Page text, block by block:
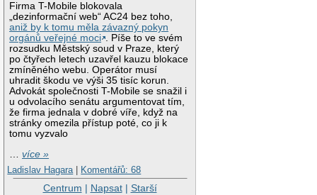
Firma T-Mobile blokovala
„dezinformační web“ AC24 bez toho,
aniž by k tomu měla závazný pokyn
orgánů veřejné moci . Píše to ve svém
rozsudku Městský soud v Praze, který
po čtyřech letech uzavřel kauzu blokace
zmíněného webu. Operátor musí
uhradit škodu ve výši 35 tisíc korun.
Advokát společnosti T-Mobile se snažil i
u odvolacího senátu argumentovat tím,
že firma jednala v dobré víře, když na
stránky omezila přístup poté, co ji k
tomu vyzvalo
…více »
Ladislav Hagara | Komentářů: 68
Centrum | Napsat| Starší